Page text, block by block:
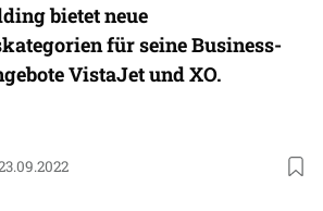
bietet neue
für seine Business-
VistaJet und XO.
Foto: Vista